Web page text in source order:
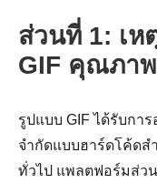
ส่วนที่ 1: เห
GIF คุณภา
รูปแบบ GIF ได้รับกา
จำกัดแบบฮาร์ดโค้ดส
ทั่วไป แพลตฟอร์มส่ว